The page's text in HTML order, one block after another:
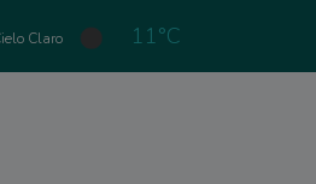
Claro 11°C